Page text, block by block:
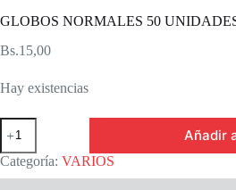
GLOBOS NORMALES 50
Bs.15,00
Hay existencias
GLOBOS
NORMALES
50
UNIDADES
Añadir
Categoría: VARIOS